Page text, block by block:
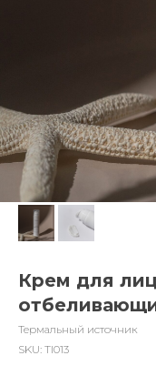
Крем для
Термальный источник
SKU: TI013